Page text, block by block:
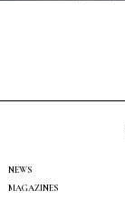
NEWS
MAGAZINES